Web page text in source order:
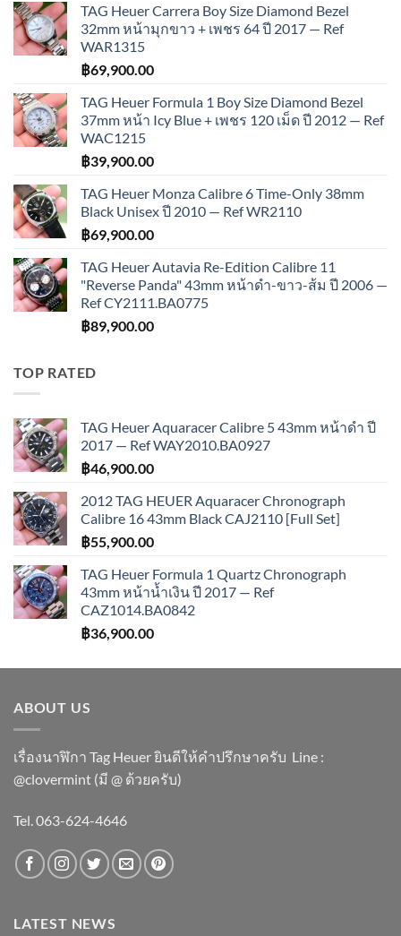
TAG Heuer Carrera Boy Size Diamond Bezel
32mm หน้ามุกขาว + เพชร 64 ปี 2017 — Ref
WAR1315
฿69,900.00
TAG Heuer Formula 1 Boy Size Diamond Bezel
37mm หน้า Icy Blue + เพชร 120 เม็ด ปี 2012 — Ref
WAC1215
฿39,900.00
TAG Heuer Monza Calibre 6 Time-Only 38mm
Black Unisex ปี 2010 — Ref WR2110
฿69,900.00
TAG Heuer Autavia Re-Edition Calibre 11
"Reverse Panda" 43mm หน้าดำ-ขาว-ส้ม ปี 2006 —
Ref CY2111.BA0775
฿89,900.00
TOP RATED
TAG Heuer Aquaracer Calibre 5 43mm หน้าดำ ปี
2017 — Ref WAY2010.BA0927
฿46,900.00
2012 TAG HEUER Aquaracer Chronograph
Calibre 16 43mm Black CAJ2110 [Full Set]
฿55,900.00
TAG Heuer Formula 1 Quartz Chronograph
43mm หน้าน้ำเงิน ปี 2017 — Ref
CAZ1014.BA0842
฿36,900.00
ABOUT US
เรื่องนาฬิกา Tag Heuer ยินดีให้คำปรึกษาครับ ​Line :
@clovermint (มี @ ด้วยครับ)
Tel. 063-624-4646
LATEST NEWS